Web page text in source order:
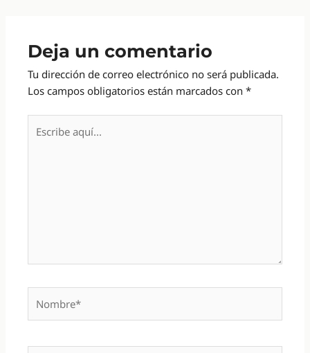
Deja un comentario
Tu dirección de correo electrónico no será publicada.
Los campos obligatorios están marcados con*
aquí...